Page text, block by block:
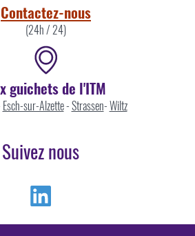
Contactez-nous
(24h / 24)
guichets de l'ITM
Esch-sur-Alzette-Strassen-Wiltz
Suivez nous